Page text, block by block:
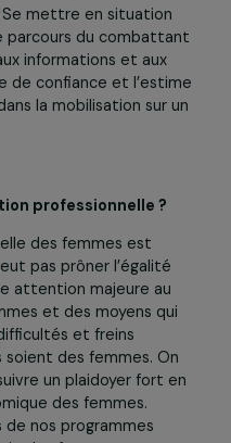
une double voire
de femme, de
socio-
souvent d’origine
difficultés de garde
attribué aux femmes et
un travail rémunéré ou
du foyer. En
intégrer la charge
Se mettre en situation
parcours du
aux informations et aux
de confiance et
dans la mobilisation sur